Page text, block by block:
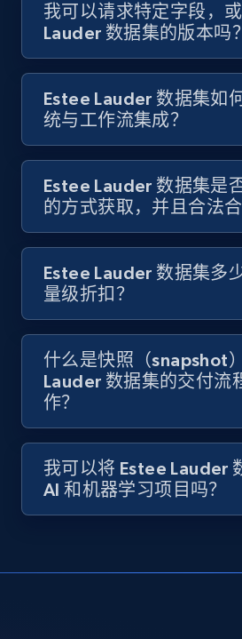
我可以请求特定字段，
Lauder 数据集的版本吗？
Estee Lauder 数据集如
统与工作流集成？
Estee Lauder 数据集是
的方式获取，并且合法合
Estee Lauder 数据集多
量级折扣？
什么是快照（snapshot
Lauder 数据集的交付流
作？
我可以将 Estee Lauder
AI 和机器学习项目吗？